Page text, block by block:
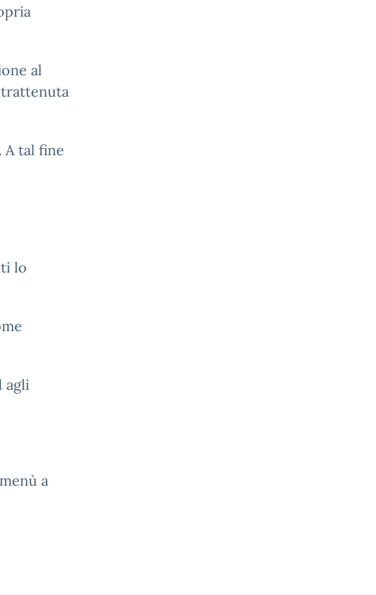
al
trattenuta
A tal fine
lo
agli
a